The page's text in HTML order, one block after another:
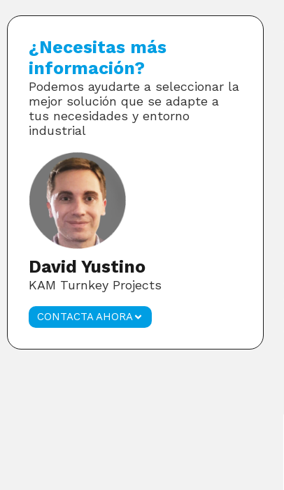
¿Necesitas más
información?
Podemos ayudarte a seleccionar la
mejor solución que se adapte a
tus necesidades y entorno
industrial
David Yustino
KAM Turnkey Projects
CONTACTA AHORA